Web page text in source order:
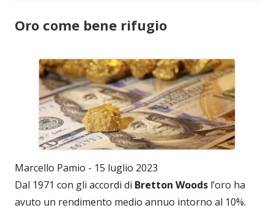
Oro come bene rifugio
Marcello Pamio - 15 luglio 2023
Dal 1971 con gli accordi di Bretton Woods l’oro ha
avuto un rendimento medio annuo intorno al 10%.